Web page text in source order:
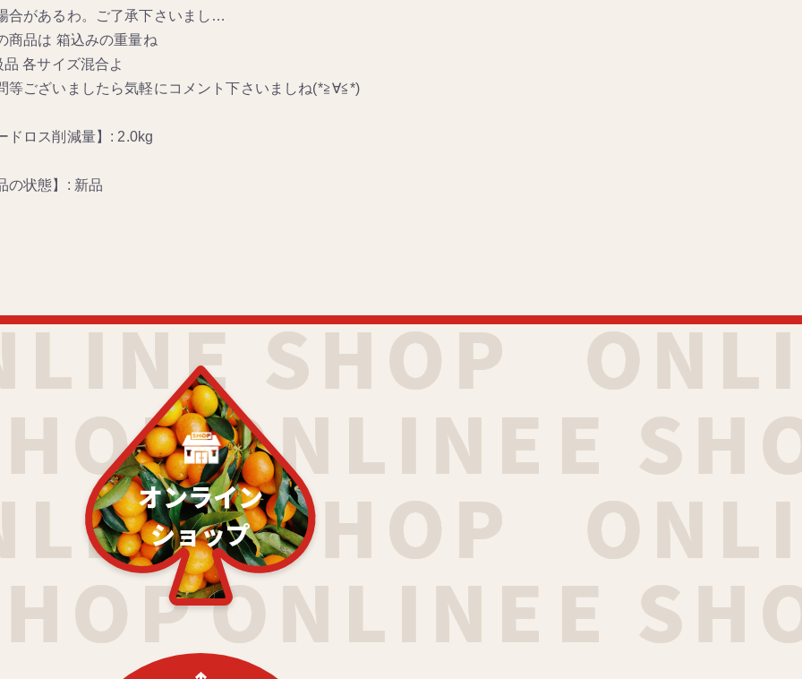
合があるわ。ご了承下さいまし…
商品は 箱込みの重量ね
各サイズ混合よ
等ございましたら気軽にコメント下さいましね(*≧∀≦*)
ドロス削減量】: 2.0kg
の状態】: 新品
オンライン
ショップ